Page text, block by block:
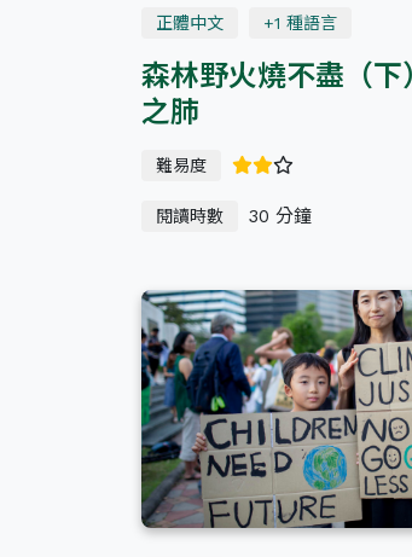
正體中文 +1 種語言
森林野火燒不盡（
之肺
難易度
閱讀時數 30 分鐘